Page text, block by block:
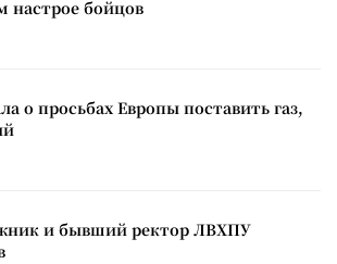
настрое бойцов
о просьбах Европы поставить газ,
и бывший ректор ЛВХПУ